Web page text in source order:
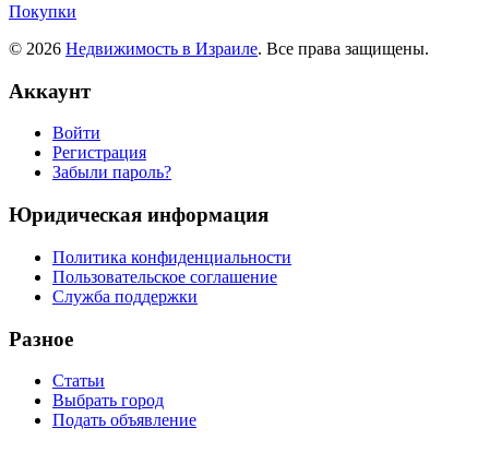
Покупки
© 2026 Недвижимость в Израиле. Все права защищены.
Аккаунт
Войти
Регистрация
Забыли пароль?
Юридическая информация
Политика конфиденциальности
Пользовательское соглашение
Служба поддержки
Разное
Статьи
Выбрать город
Подать объявление